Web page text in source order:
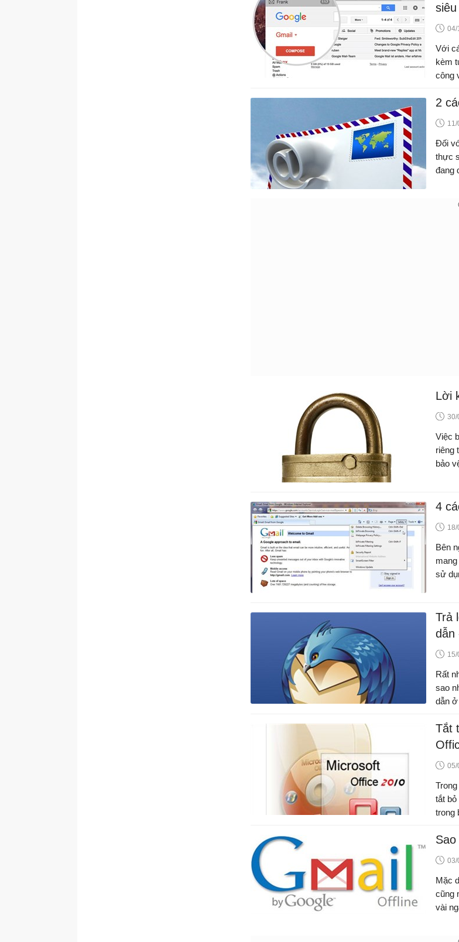
04/
Với
kèm
công
2
11/
Đối
thực sự.Gửi thư rác với địa chỉ quảng cáo hay kinh doanh... Nếu bạn
Lời
30/
Việc
riêng
4
18/
Bên
mang tính cá nhân hơn hòm thư email. Hiện email có số lượng người
sử dụng rất lớn và được dự
Trả
dẫn
15/
Rất
sao
dẫn
Tắt
05/
tắt
trong
03/
Mặc
cũng
vài